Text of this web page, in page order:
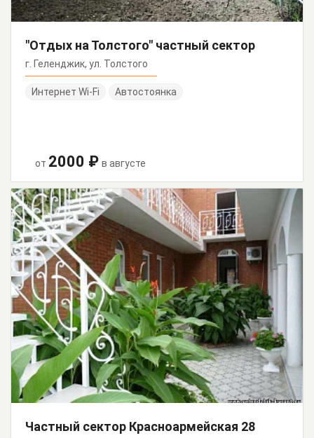
"Отдых на Толстого" частный сектор
г. Геленджик, ул. Толстого
Интернет Wi-Fi Автостоянка
от 2000 ₽ в августе
Частный сектор Красноармейская 28